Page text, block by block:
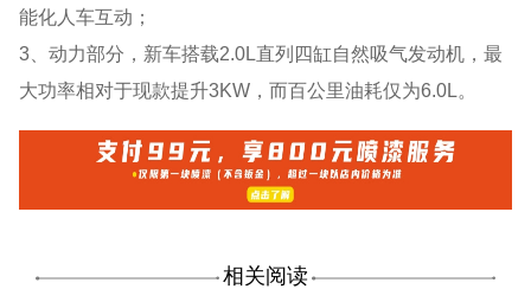
能化人车互动；
3、动力部分，新车搭载2.0L直列四缸自然吸气发动机，最
大功率相对于现款提升3KW，而百公里油耗仅为6.0L。
相关阅读